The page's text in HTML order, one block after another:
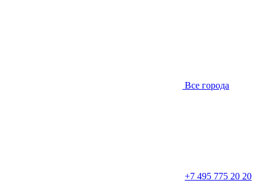
Все города
+7 495 775 20 20